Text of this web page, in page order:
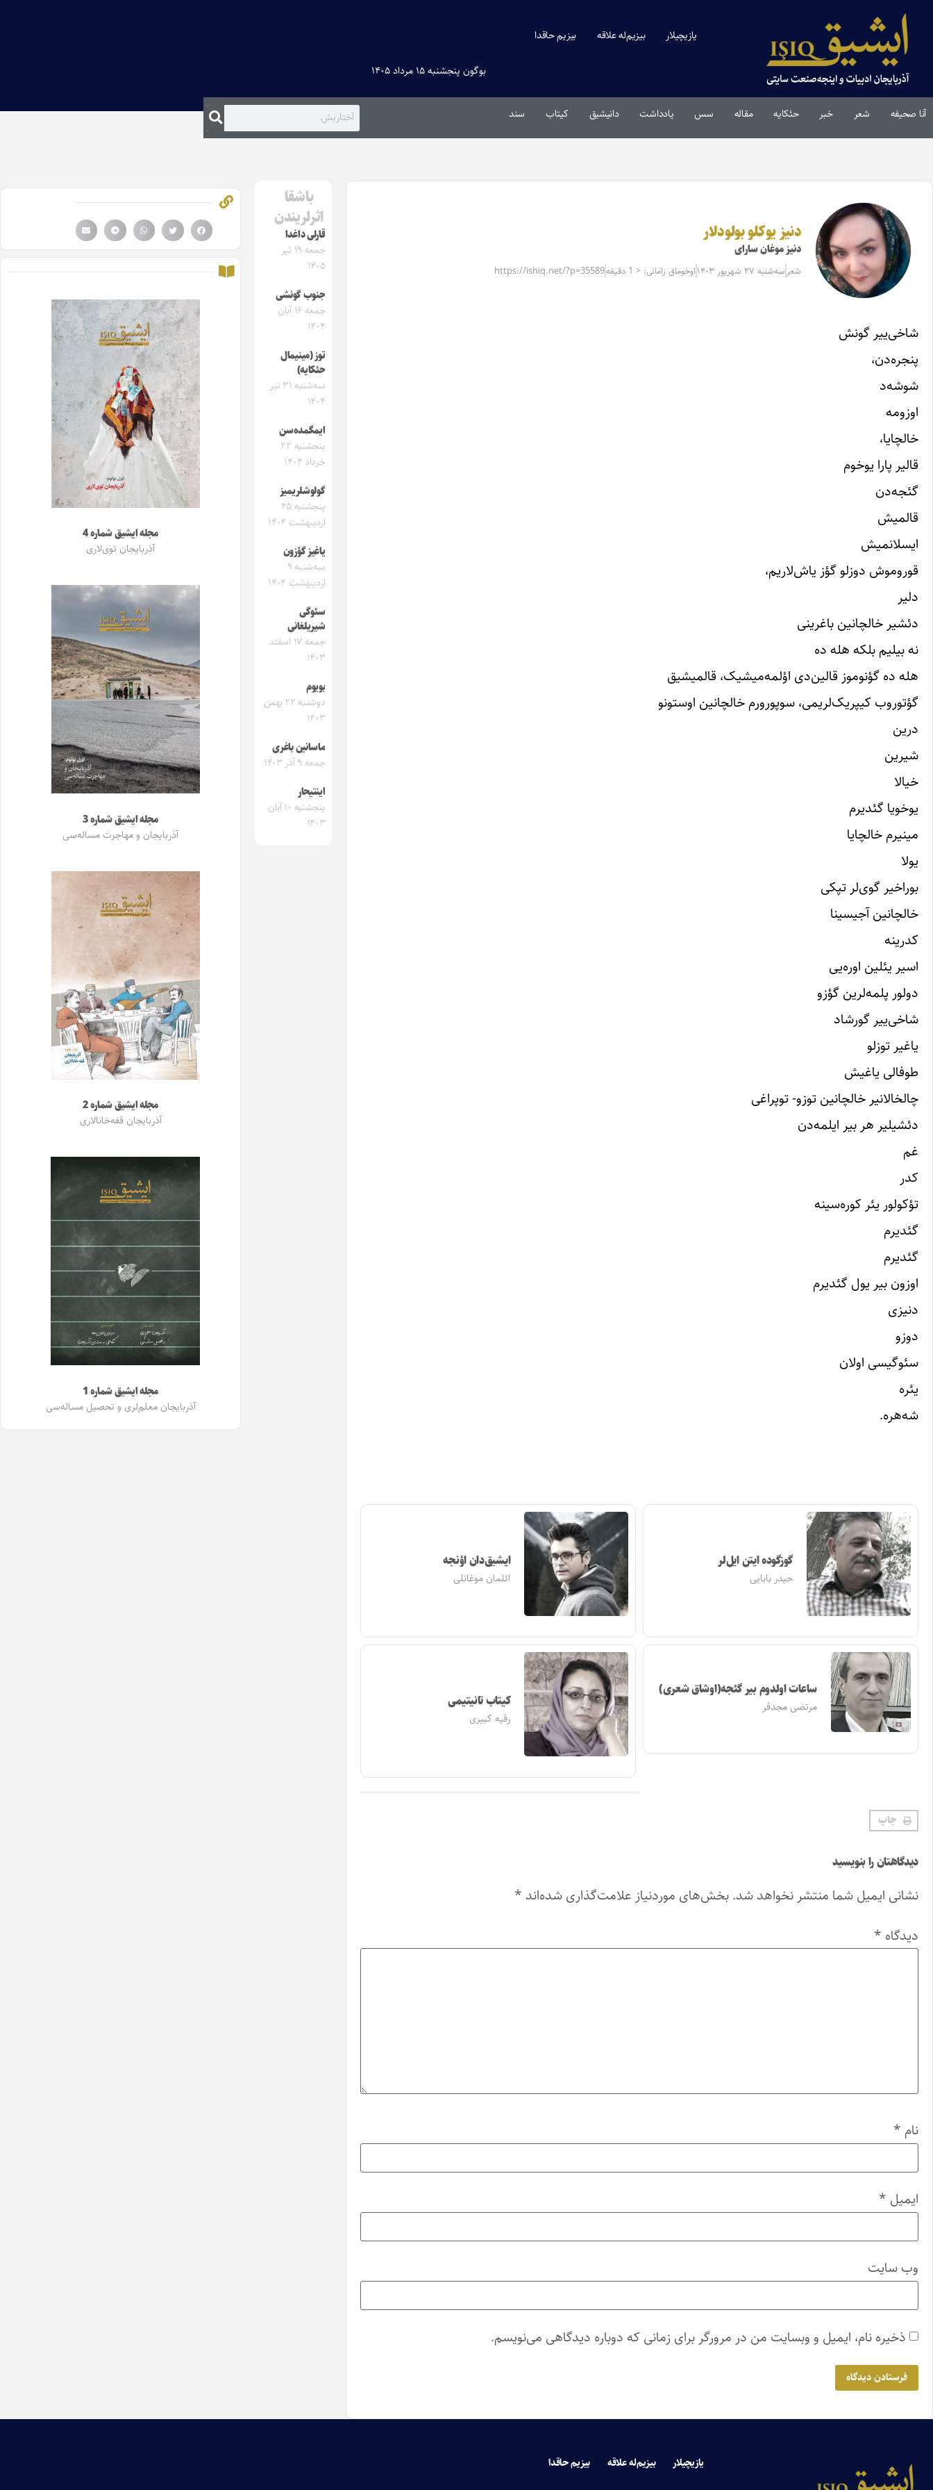
یازیچیلار بیزیم‌له علاقه بیزیم حاقدا
بوگون پنجشنبه ۱۵ مرداد ۱۴۰۵
آنا صحیفه شعر خبر حئکایه مقاله‌ سس یادداشت دانیشیق کیتاب سند
دنیز یوکلو بولودلار
دنیز موغان‌ سارای
شعر سه‌شنبه ۲۷ شهریور ۱۴۰۳ اوخوماق زامانی: < 1 دقیقه https://ishiq.net/?p=35589
شاخی‌ییر گونش
پنجره‌دن،
شوشه‌د
اوزومه
خالچایا،
قالیر پارا یوخوم
گئجه‌دن
قالمیش
ایسلانمیش
قوروموش دوزلو گؤز یاش‌لاریم،
دلیر
دئشیر خالچانین باغرینی
نه بیلیم بلکه هله ده
هله ده گؤنوموز قالین‌دی اؤلمه‌میشیک، قالمیشیق
گؤتوروب کیپریک‌لریمی، سوپورورم خالچانین اوستونو
درین
شیرین
خیالا
یوخویا‌ گئدیرم
مینیرم خالچایا
یولا
بوراخیر گوی‌لر تپکی
خالچانین آجیسینا
کدرینه
اسیر یئلین اور‌ه‌یی
دولور پلمه‌لرین گؤزو
شاخی‌ییر گورشاد
یاغیر توزلو
طوفا‌لی یاغیش
چالخالانیر خالچانین توزو- توپراغی
دئشیلیر هر بیر ایلمه‌دن
غم
کدر
تؤکولور یئر کوره‌سینه
گئدیرم
گئدیرم
اوزون بیر یول گئدیرم
دنیزی
دوزو
سئوگیسی اولان
یئره
شه‌هره.
گوزگوده ایتن ایل‌لر
حیدر بابایی
ایشیق‌دان اؤنجه
ائلمان موغانلی
ساعات اولدوم بیر گئجه(اوشاق شعری)
مرتضی مجدفر کیتاب تانیتیمی
رقیه کبیری
چاپ
دیدگاهتان را بنویسید
نشانی ایمیل شما منتشر نخواهد شد. بخش‌های موردنیاز علامت‌گذاری شده‌اند *
دیدگاه *
نام *
ایمیل *
وب‌ سایت
ذخیره نام، ایمیل و وبسایت من در مرورگر برای زمانی که دوباره دیدگاهی می‌نویسم.
باشقا
اثرلریندن
قارلی داغدا
جمعه ۱۹ تیر
۱۴۰۵
جنوب گونشی
جمعه ۱۶ آبان
۱۴۰۴
توز (مینیمال
حئکایه)
سه‌شنبه ۳۱ تیر
۱۴۰۴
ایمگمده‌سن
پنجشنبه ۲۲
خرداد ۱۴۰۴
گولوشلریمیز
پنجشنبه ۲۵
اردیبهشت ۱۴۰۴
یاغیز گؤزون
سه‌شنبه ۹
اردیبهشت ۱۴۰۴
سئوگی
شیریلغانی
جمعه ۱۷ اسفند
۱۴۰۳
بویوم
دوشنبه ۲۲ بهمن
۱۴۰۳
ماسانین باغری
جمعه ۹ آذر ۱۴۰۳
اینتیحار
پنجشنبه ۱۰ آبان
۱۴۰۳
مجله ایشیق شماره 4
آذربایجان توی‌لاری
مجله ایشیق شماره 3
آذربایجان و مهاجرت مساله‌سی
مجله ایشیق شماره 2
آذربایجان قفه‌خانالاری
مجله ایشیق شماره 1
آذربایجان معلم‌لری و تحصیل مساله‌سی
یازیچیلار بیزیم‌له علاقه بیزیم حاقدا